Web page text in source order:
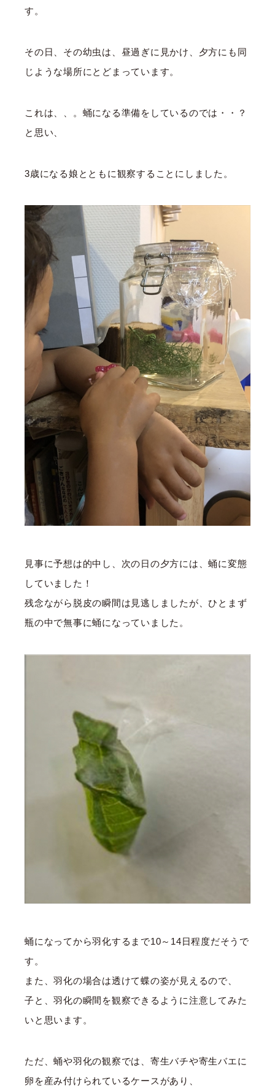
す。
その日、その幼虫は、昼過ぎに見かけ、夕方にも同
じような場所にとどまっています。
これは、、。蛹になる準備をしているのでは・・？
と思い、
3歳になる娘とともに観察することにしました。
見事に予想は的中し、次の日の夕方には、蛹に変態
していました！
残念ながら脱皮の瞬間は見逃しましたが、ひとまず
瓶の中で無事に蛹になっていました。
蛹になってから羽化するまで10～14日程度だそうで
す。
また、羽化の場合は透けて蝶の姿が見えるので、
子と、羽化の瞬間を観察できるように注意してみた
いと思います。
ただ、蛹や羽化の観察では、寄生バチや寄生バエに
卵を産み付けられているケースがあり、